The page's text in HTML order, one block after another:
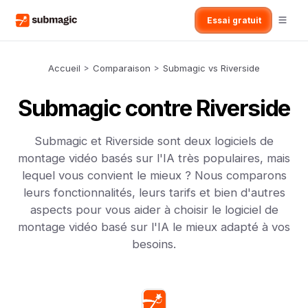
Essai gratuit
Accueil > Comparaison > Submagic vs Riverside
Submagic contre Riverside
Submagic et Riverside sont deux logiciels de
montage vidéo basés sur l'IA très populaires, mais
lequel vous convient le mieux ? Nous comparons
leurs fonctionnalités, leurs tarifs et bien d'autres
aspects pour vous aider à choisir le logiciel de
montage vidéo basé sur l'IA le mieux adapté à vos
besoins.